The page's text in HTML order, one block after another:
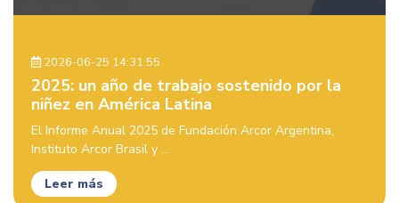
2026-06-25 14:31:55
2025: un año de trabajo sostenido por la
niñez en América Latina
El Informe Anual 2025 de Fundación Arcor Argentina,
Instituto Arcor Brasil y ...
Leer más